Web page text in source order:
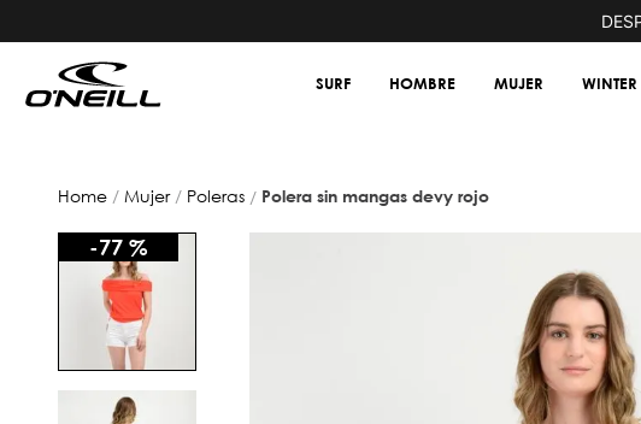
SURF HOMBRE MUJER WINTER
mujer poleras polera sin mangas devy rojo
-77 %